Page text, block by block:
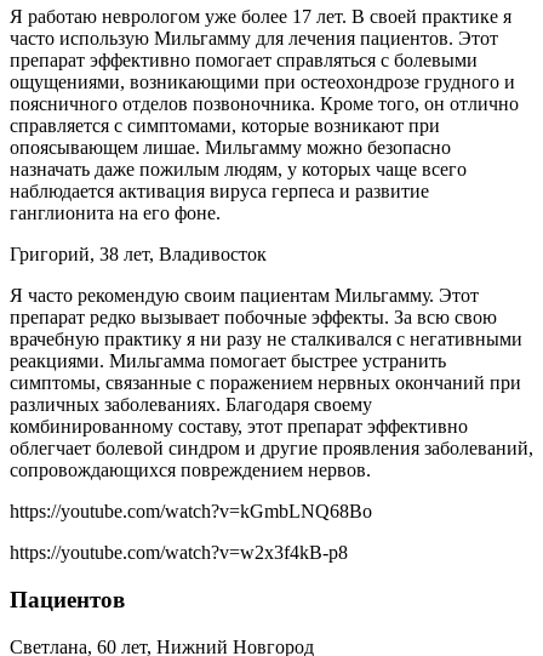
Я работаю неврологом уже более 17 лет. В своей практике я
часто использую Мильгамму для лечения пациентов. Этот
препарат эффективно помогает справляться с болевыми
ощущениями, возникающими при остеохондрозе грудного и
поясничного отделов позвоночника. Кроме того, он отлично
справляется с симптомами, которые возникают при
опоясывающем лишае. Мильгамму можно безопасно
назначать даже пожилым людям, у которых чаще всего
наблюдается активация вируса герпеса и развитие
ганглионита на его фоне.
Григорий, 38 лет, Владивосток
Я часто рекомендую своим пациентам Мильгамму. Этот
препарат редко вызывает побочные эффекты. За всю свою
врачебную практику я ни разу не сталкивался с негативными
реакциями. Мильгамма помогает быстрее устранить
симптомы, связанные с поражением нервных окончаний при
различных заболеваниях. Благодаря своему
комбинированному составу, этот препарат эффективно
облегчает болевой синдром и другие проявления заболеваний,
сопровождающихся повреждением нервов.
https://youtube.com/watch?v=kGmbLNQ68Bo
https://youtube.com/watch?v=w2x3f4kB-p8
Пациентов
Светлана, 60 лет, Нижний Новгород